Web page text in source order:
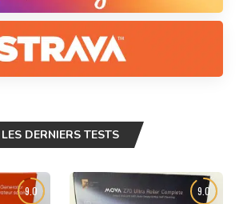
LES DERNIERS TESTS
9.0 9.0